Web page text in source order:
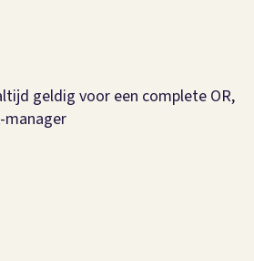
geldig voor een complete OR,
manager